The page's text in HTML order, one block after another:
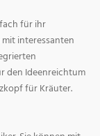
für ihr
interessanten
den Ideenreichtum
für Kräuter.